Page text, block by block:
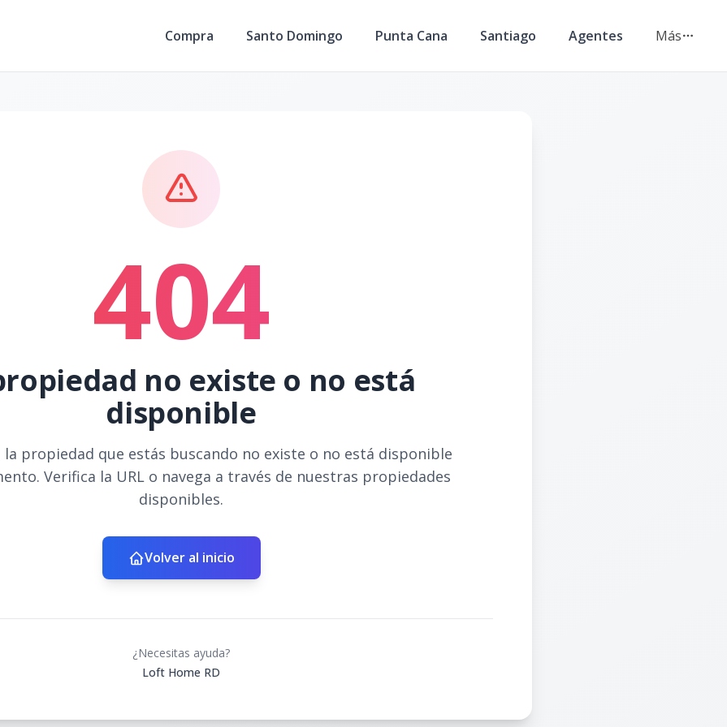
Compra Santo Domingo Punta Cana Santiago Agentes Más
404
no existe o no está
disponible
la propiedad que estás buscando no existe o no está disponible
Verifica la URL o navega a través de nuestras propiedades
disponibles.
Volver al inicio
¿Necesitas ayuda?
Loft Home RD